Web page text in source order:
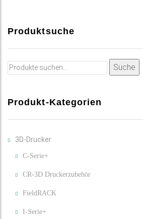
Produktsuche
Suche
Suche
Produkt-Kategorien
3D-Drucker
C-Serie+
CR-3D Druckerzubehör
FieldRACK
I-Serie+